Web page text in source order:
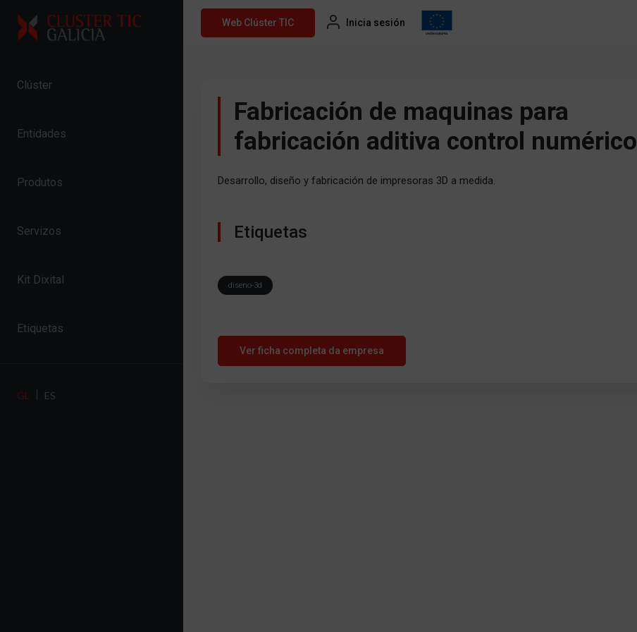
Skip to content
Clúster
Entidades
Produtos
Servizos
Kit Dixital
Etiquetas
GL ES
Web Clúster TIC Inicia sesión
Fabricación de maquinas para
fabricación aditiva control numérico
Desarrollo, diseño y fabricación de impresoras 3D a medida.
Etiquetas
diseno-3d
Ver ficha completa da empresa